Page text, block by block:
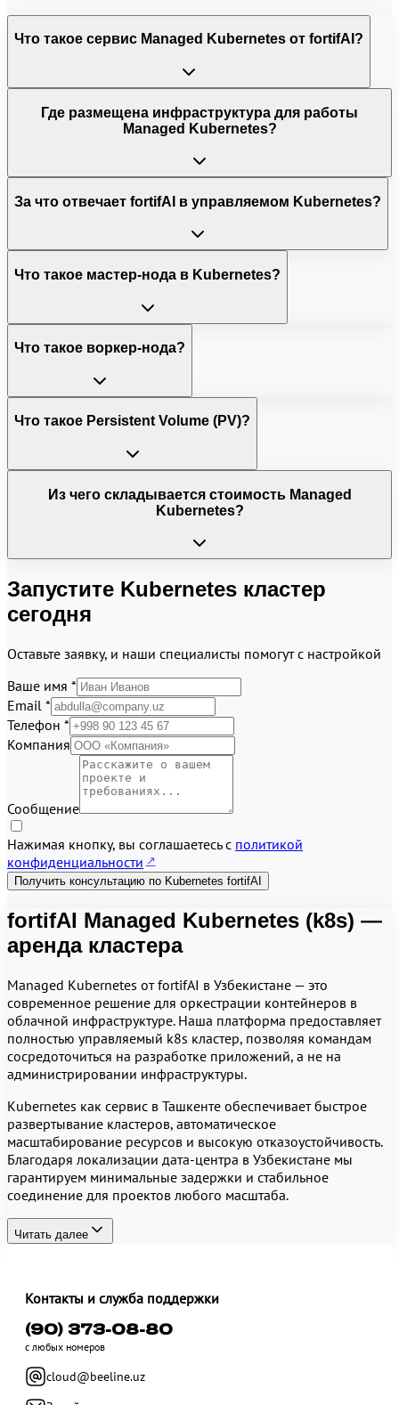
Что такое сервис Managed Kubernetes от fortifAI?
Где размещена инфраструктура для работы
Managed Kubernetes?
За что отвечает fortifAI в управляемом Kubernetes?
Что такое мастер-нода в Kubernetes?
Что такое воркер-нода?
Что такое Persistent Volume (PV)?
Из чего складывается стоимость Managed
Kubernetes?
Запустите Kubernetes кластер
сегодня
Оставьте заявку, и наши специалисты помогут с настройкой
Ваше имя *
Email *
Телефон *
Компания
Сообщение
Нажимая кнопку, вы соглашаетесь с политикой
конфиденциальности
Получить консультацию по Kubernetes fortifAI
fortifAI Managed Kubernetes (k8s) —
аренда кластера
Managed Kubernetes от fortifAI в Узбекистане — это
современное решение для оркестрации контейнеров в
облачной инфраструктуре. Наша платформа предоставляет
полностью управляемый k8s кластер, позволяя командам
сосредоточиться на разработке приложений, а не на
администрировании инфраструктуры.
Kubernetes как сервис в Ташкенте обеспечивает быстрое
развертывание кластеров, автоматическое
масштабирование ресурсов и высокую отказоустойчивость.
Благодаря локализации дата-центра в Узбекистане мы
гарантируем минимальные задержки и стабильное
соединение для проектов любого масштаба.
Читать далее
Контакты и служба поддержки
(90) 373-08-80
с любых номеров
cloud@beeline.uz